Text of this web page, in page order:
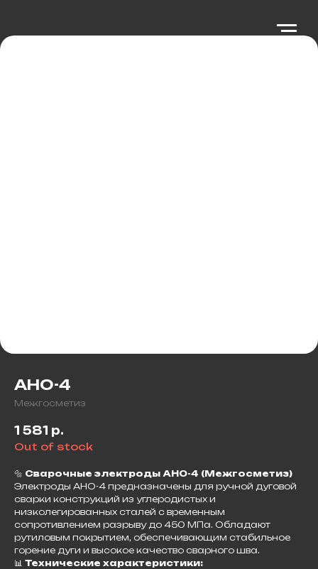
АНО-4
Межгосметиз
1 581 р.
Out of stock
🔩 Сварочные электроды АНО-4 (Межгосметиз)
Электроды АНО-4 предназначены для ручной дуговой
сварки конструкций из углеродистых и
низколегированных сталей с временным
сопротивлением разрыву до 450 МПа. Обладают
рутиловым покрытием, обеспечивающим стабильное
горение дуги и высокое качество сварного шва.​
📊 Технические характеристики: